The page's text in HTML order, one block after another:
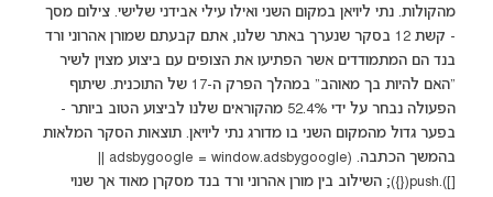
מהקולות. נתי ליויאן במקום השני ואילו עילי אבידני שלישי. צילום מסך
- קשת 12 בסקר שנערך באתר שלנו, אתם קבעתם שמורן אהרוני ורד
בנד הם המתמודדים אשר הפתיעו את הצופים עם ביצוע מצוין לשיר
"האם להיות בך מאוהב" במהלך הפרק ה-17 של התוכנית. שיתוף
הפעולה נבחר על ידי 52.4% מהקוראים שלנו לביצוע הטוב ביותר -
בפער גדול מהמקום השני בו מדורג נתי ליויאן. תוצאות הסקר המלאות
[]).push({}); השילוב בין מורן אהרוני ורד בנד מסקרן מאוד אך שנוי